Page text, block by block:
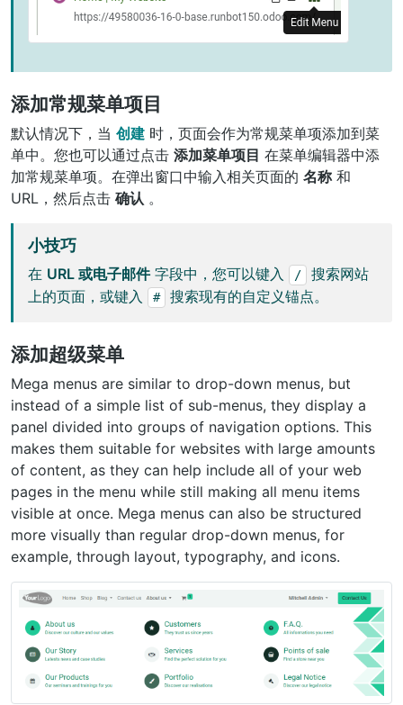
添加常规菜单项目
默认情况下，当 创建 时，页面会作为常规菜单项添加到菜
单中。您也可以通过点击 添加菜单项目 在菜单编辑器中添
加常规菜单项。在弹出窗口中输入相关页面的 名称和
URL，然后点击 确认 。
小技巧
在 URL 或电子邮件字段中，您可以键入 /
搜索网站
上的页面，或键入
# 搜索现有的自定义锚点。
添加超级菜单
Mega menus are similar to drop-down menus, but
instead of a simple list of sub-menus, they display a
panel divided into groups of navigation options. This
makes them suitable for websites with large amounts
of content, as they can help include all of your web
pages in the menu while still making all menu items
visible at once. Mega menus can also be structured
more visually than regular drop-down menus, for
example, through layout, typography, and icons.